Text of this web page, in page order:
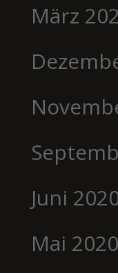
März
Juni
Mai 2020